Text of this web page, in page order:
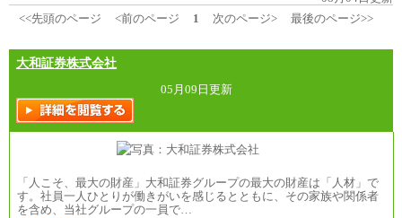
<<先頭のページ
<前のページ 1 次のページ> 最後のページ>>
大和証券株式会社
05月09日更新
「人こそ、最大の財産」大和証券グループの最大の財産は「人材」で
す。社員一人ひとりが働きがいを感じるとともに、その家族や関係者
を含め、当社グループの一員で…